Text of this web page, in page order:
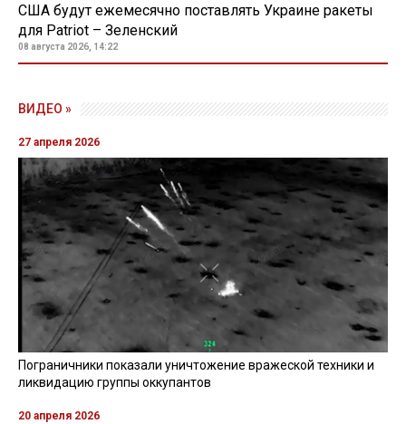
США будут ежемесячно поставлять Украине ракеты
для Patriot – Зеленский
08 августа 2026, 14:22
ВИДЕО »
27 апреля 2026
Пограничники показали уничтожение вражеской техники и
ликвидацию группы оккупантов
20 апреля 2026